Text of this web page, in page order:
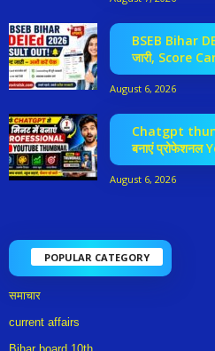
BSEB Bihar
जारी, Score
August 6, 2026
Chatgpt
बनाएं प्रोफेशनल
August 6, 2026
POPULAR CATEGORY
समाचार
current affairs